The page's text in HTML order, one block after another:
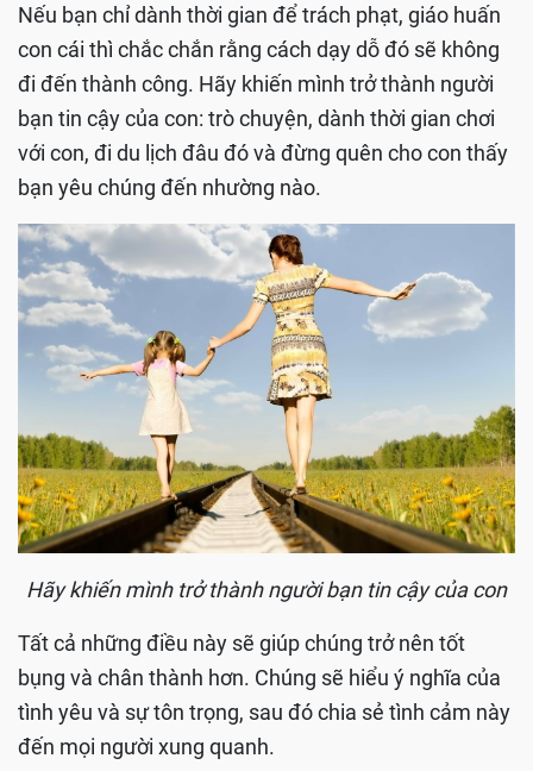
Nếu bạn chỉ dành thời gian để trách phạt, giáo huấn
con cái thì chắc chắn rằng cách dạy dỗ đó sẽ không
đi đến thành công. Hãy khiến mình trở thành người
bạn tin cậy của con: trò chuyện, dành thời gian chơi
với con, đi du lịch đâu đó và đừng quên cho con thấy
bạn yêu chúng đến nhường nào.
Hãy khiến mình trở thành người bạn tin cậy của con
Tất cả những điều này sẽ giúp chúng trở nên tốt
bụng và chân thành hơn. Chúng sẽ hiểu ý nghĩa của
tình yêu và sự tôn trọng, sau đó chia sẻ tình cảm này
đến mọi người xung quanh.